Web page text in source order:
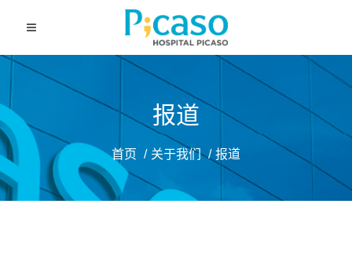
报道
首页 关于我们 报道